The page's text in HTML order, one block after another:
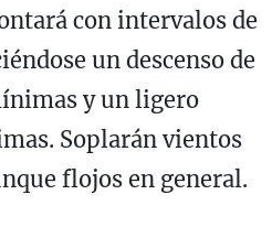
con intervalos de
un descenso de
y un ligero
Soplarán vientos
flojos en general.